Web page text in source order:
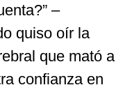
–
quiso oír la
que mató a
confianza en